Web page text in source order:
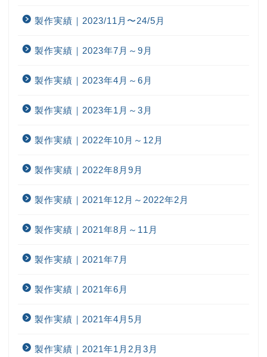
製作実績｜2023/11月〜24/5月
製作実績｜2023年7月～9月
製作実績｜2023年4月～6月
製作実績｜2023年1月～3月
製作実績｜2022年10月～12月
製作実績｜2022年8月9月
製作実績｜2021年12月～2022年2月
製作実績｜2021年8月～11月
製作実績｜2021年7月
製作実績｜2021年6月
製作実績｜2021年4月5月
製作実績｜2021年1月2月3月